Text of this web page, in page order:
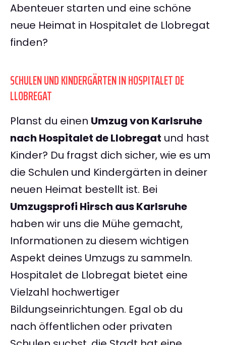
Abenteuer starten und eine schöne
neue Heimat in Hospitalet de Llobregat
finden?
SCHULEN UND KINDERGÄRTEN IN HOSPITALET DE
LLOBREGAT
Planst du einen Umzug von Karlsruhe
nach Hospitalet de Llobregat und hast
Kinder? Du fragst dich sicher, wie es um
die Schulen und Kindergärten in deiner
neuen Heimat bestellt ist. Bei
Umzugsprofi Hirsch aus Karlsruhe
haben wir uns die Mühe gemacht,
Informationen zu diesem wichtigen
Aspekt deines Umzugs zu sammeln.
Hospitalet de Llobregat bietet eine
Vielzahl hochwertiger
Bildungseinrichtungen. Egal ob du
nach öffentlichen oder privaten